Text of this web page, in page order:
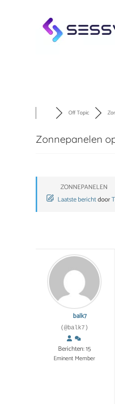
Skip to main content
Off Topic
Zonnepanelen
ZONNEPANELEN
Laatste berichtdoor
balk7
(@balk7)
Berichten: 15
Eminent Member